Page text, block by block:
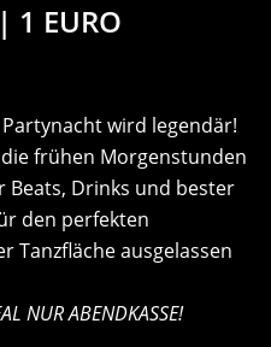
1 EURO
wird legendär!
frühen Morgenstunden
Beats, Drinks und bester
den perfekten
Tanzfläche ausgelassen
NUR ABENDKASSE!